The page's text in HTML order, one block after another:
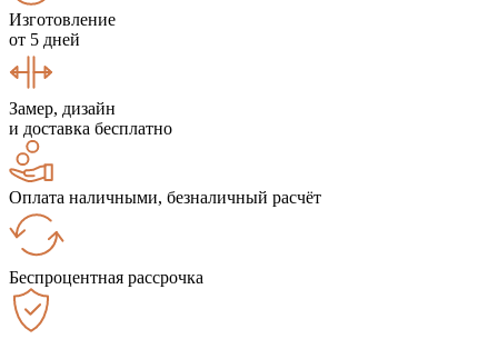
Изготовление
от 5 дней
Замер, дизайн
и доставка бесплатно
Оплата наличными, безналичный расчёт
Беспроцентная рассрочка